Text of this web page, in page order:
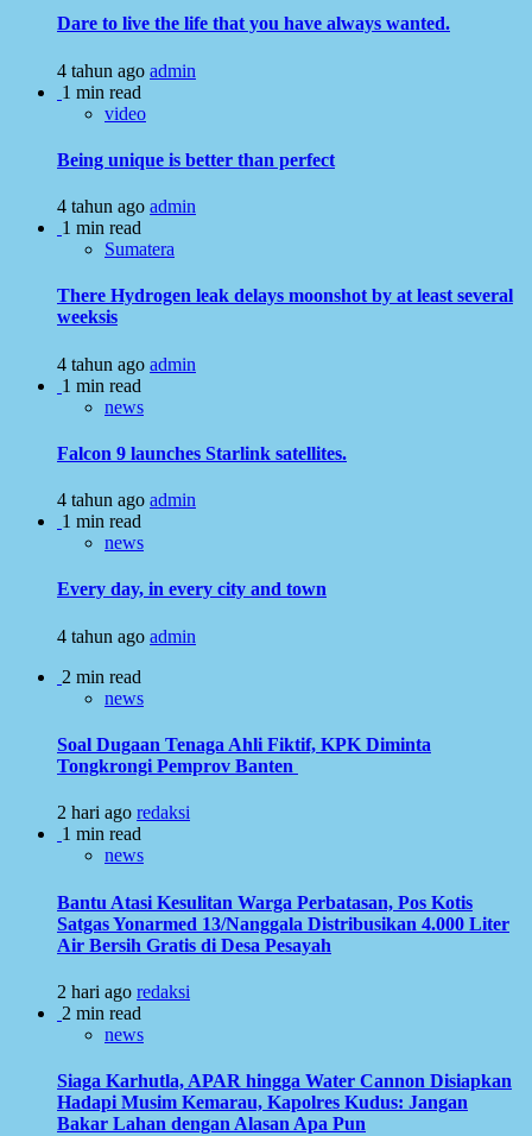
Dare to live the life that you have always wanted.
4 tahun ago admin
1 min read
video
Being unique is better than perfect
4 tahun ago admin
1 min read
Sumatera
There Hydrogen leak delays moonshot by at least several
weeksis
4 tahun ago admin
1 min read
news
Falcon 9 launches Starlink satellites.
4 tahun ago admin
1 min read
news
Every day, in every city and town
4 tahun ago admin
2 min read
news
Soal Dugaan Tenaga Ahli Fiktif, KPK Diminta
Tongkrongi Pemprov Banten
2 hari ago redaksi
1 min read
news
Bantu Atasi Kesulitan Warga Perbatasan, Pos Kotis
Satgas Yonarmed 13/Nanggala Distribusikan 4.000 Liter
Air Bersih Gratis di Desa Pesayah
2 hari ago redaksi
2 min read
news
Siaga Karhutla, APAR hingga Water Cannon Disiapkan
Hadapi Musim Kemarau, Kapolres Kudus: Jangan
Bakar Lahan dengan Alasan Apa Pun